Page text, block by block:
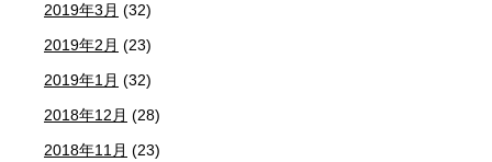
2019年3月 (32)
2019年2月 (23)
2019年1月 (32)
2018年12月 (28)
2018年11月 (23)